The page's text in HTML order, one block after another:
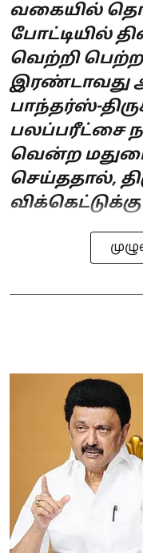
வகையில்
போட்டியில்
வெற்றி
இரண்டாவது
பாந்தர்ஸ்-
பலப்பரீட்சை
வென்ற
செய்ததால்,